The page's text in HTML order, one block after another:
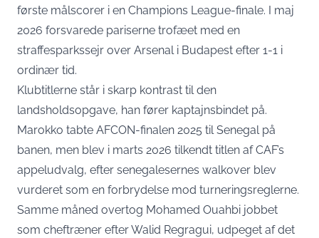
første målscorer i en Champions League-finale. I maj
2026 forsvarede pariserne trofæet med en
straffesparkssejr over Arsenal i Budapest efter 1-1 i
ordinær tid.
Klubtitlerne står i skarp kontrast til den
landsholdsopgave, han fører kaptajnsbindet på.
Marokko tabte AFCON-finalen 2025 til Senegal på
banen, men blev i marts 2026 tilkendt titlen af CAF’s
appeludvalg, efter senegalesernes walkover blev
vurderet som en forbrydelse mod turneringsreglerne.
Samme måned overtog Mohamed Ouahbi jobbet
som cheftræner efter Walid Regragui, udpeget af det